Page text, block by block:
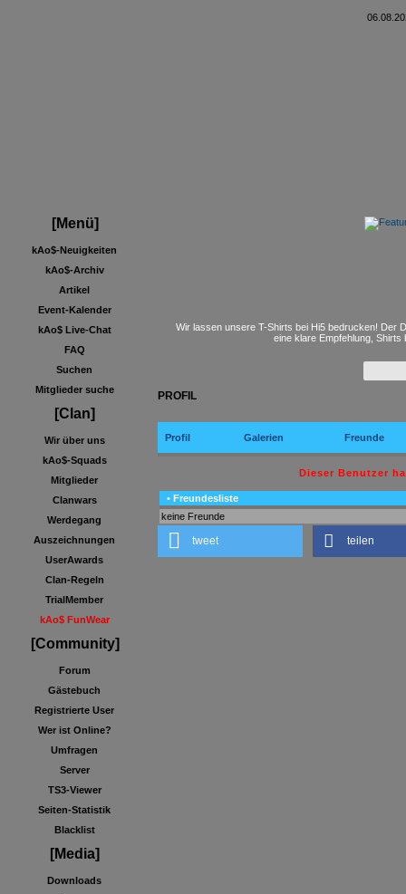
[Menü]
kAo$-Neuigkeiten
kAo$-Archiv
Artikel
Event-Kalender
kAo$ Live-Chat
FAQ
Suchen
Mitglieder suche
[Clan]
Wir über uns
kAo$-Squads
Mitglieder
Clanwars
Werdegang
Auszeichnungen
UserAwards
Clan-Regeln
TrialMember
kAo$ FunWear
[Community]
Forum
Gästebuch
Registrierte User
Wer ist Online?
Umfragen
Server
TS3-Viewer
Seiten-Statistik
Blacklist
[Media]
Downloads
Wir lassen unsere T-Shirts bei Hi5 bedrucken! Der
eine klare Empfehlung,
PROFIL
Profil Galerien Freunde
Dieser Benutzer
• Freundesliste
keine Freunde
tweet teilen